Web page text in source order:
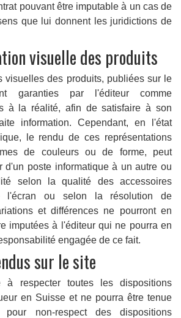
pouvant être imputable à un cas de
que lui donnent les juridictions de
visuelle des produits
visuelles des produits, publiées sur le
garanties par l'éditeur comme
à la réalité, afin de satisfaire à son
information. Cependant, en l'état
le rendu de ces représentations
de couleurs ou de forme, peut
d'un poste informatique à un autre ou
selon la qualité des accessoires
l'écran ou selon la résolution de
et différences ne pourront en
imputées à l'éditeur qui ne pourra en
engagée de ce fait.
sur le site
à respecter toutes les dispositions
en Suisse et ne pourra être tenue
pour non-respect des dispositions